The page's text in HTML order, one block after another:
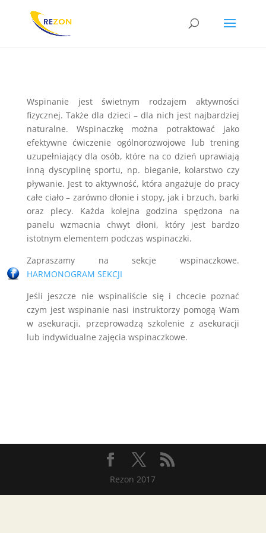
Wspinanie jest świetnym rodzajem aktywności
fizycznej. Także dla dzieci – dla nich jest najbardziej
naturalne. Wspinaczkę można potraktować jako
efektywne ćwiczenie ogólnorozwojowe lub trening
uzupełniający dla osób, które na co dzień uprawiają
inną dyscyplinę sportu, np. bieganie, kolarstwo czy
pływanie. Jest to aktywność, która angażuje do pracy
całe ciało – zarówno dłonie i stopy, jak i brzuch, barki
oraz plecy. Każda kolejna godzina spędzona na
panelu wzmacnia chwyt dłoni, który jest bardzo
istotnym elementem podczas wspinaczki.
Zapraszamy na sekcje wspinaczkowe.
HARMONOGRAM SEKCJI
Jeśli jeszcze nie wspinaliście się i chcecie poznać
czym jest wspinanie nasi instruktorzy pomogą Wam
w asekuracji, przeprowadzą szkolenie z asekuracji
lub indywidualne zajęcia wspinaczkowe.
Rezon 2017